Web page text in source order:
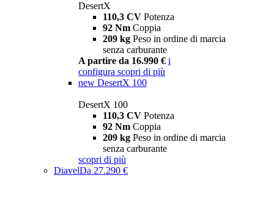
DesertX
110,3 CV Potenza
92 Nm Coppia
209 kg Peso in ordine di marcia
senza carburante
A partire da 16.990 € i
configura scopri di più
new DesertX 100
DesertX 100
110,3 CV Potenza
92 Nm Coppia
209 kg Peso in ordine di marcia
senza carburante
scopri di più
DiavelDa 27.290 €